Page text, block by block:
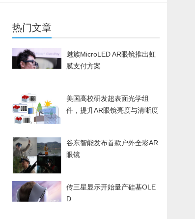
热门文章
魅族MicroLED AR眼镜推出虹
膜支付方案
美国高校研发超表面光学组
件，提升AR眼镜亮度与清晰度
谷东智能发布首款户外全彩AR
眼镜
传三星显示开始量产硅基OLE
D